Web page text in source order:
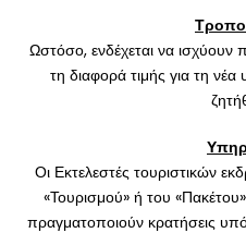
Ωστόσο, ενδέχεται να ισχύουν
τη διαφορά τιμής για τη
Οι Εκτελεστές τουριστικών
«Τουρισμού» ή του
πραγματοποιούν κρατήσεις